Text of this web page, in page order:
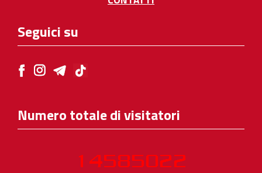
Seguici su
Numero totale di visitatori